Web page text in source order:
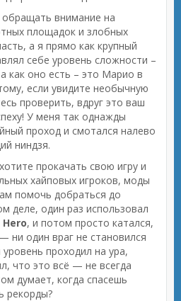
внимание на
площадок и злобных
а я прямо как крупный
себе уровень сложности –
как оно есть – это Марио в
если увидите необычную
проверить, вдруг это ваш
У меня так однажды
проход и смотался налево
ниндзя.
прокачать свою игру и
хайповых игроков, моды
помочь добраться до
деле, один раз использовал
, и потом просто катался,
ни один враг не становился
проходил на ура,
что это всё — не всегда
думает, когда спасешь
рекорды?